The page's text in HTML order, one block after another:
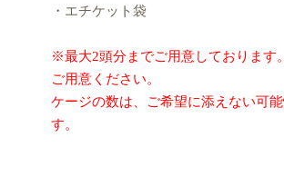
・エチケット袋
※最大2頭分までご用意しております
ご用意ください。
ケージの数は、ご希望に添えない可
す。